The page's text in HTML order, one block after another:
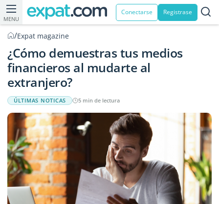
MENU
Conectarse Registrase
/Expat magazine
¿Cómo demuestras tus medios
financieros al mudarte al
extranjero?
ÚLTIMAS NOTICAS 5 min de lectura